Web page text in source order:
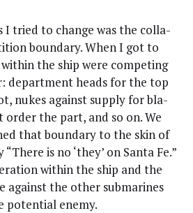
I tried to chan­ge was the col­la­
boun­da­ry. When I got to
within the ship were com­pe­ting
depart­ment heads for the top
nukes against sup­p­ly for bla­
order the part, and so on. We
that boun­da­ry to the skin of
“The­re is no ‘they’ on San­ta Fe.”
within the ship and the
against the other sub­ma­ri­nes
poten­ti­al enemy.